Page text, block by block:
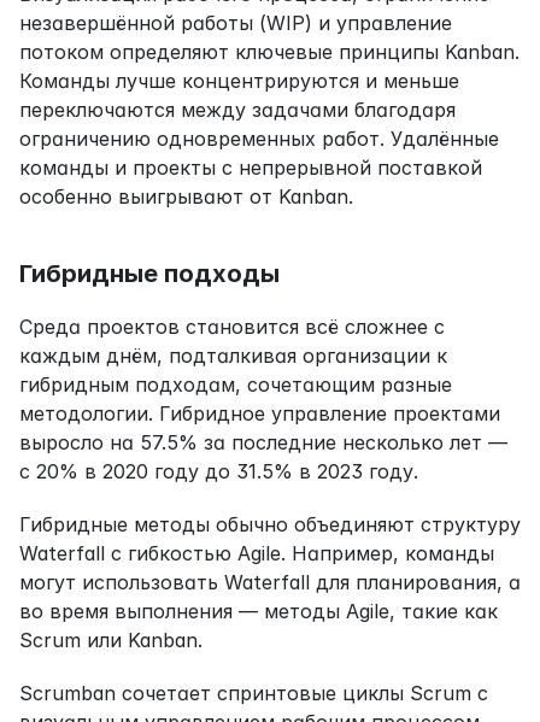
незавершённой работы (WIP) и управление
потоком определяют ключевые принципы Kanban.
Команды лучше концентрируются и меньше
переключаются между задачами благодаря
ограничению одновременных работ. Удалённые
команды и проекты с непрерывной поставкой
особенно выигрывают от Kanban.
Гибридные подходы
Среда проектов становится всё сложнее с
каждым днём, подталкивая организации к
гибридным подходам, сочетающим разные
методологии. Гибридное управление проектами
выросло на 57.5% за последние несколько лет —
с 20% в 2020 году до 31.5% в 2023 году.
Гибридные методы обычно объединяют структуру
Waterfall с гибкостью Agile. Например, команды
могут использовать Waterfall для планирования, а
во время выполнения — методы Agile, такие как
Scrum или Kanban.
Scrumban сочетает спринтовые циклы Scrum с